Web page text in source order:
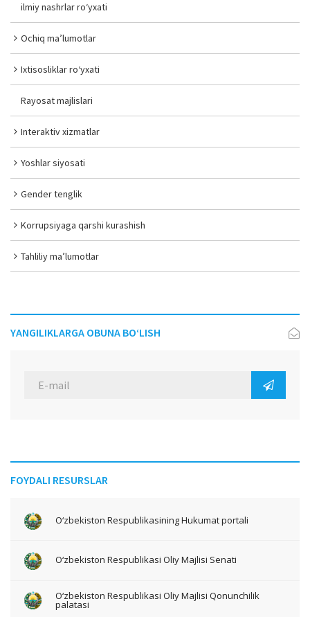
ilmiy nashrlar ro‘yxati
Ochiq ma’lumotlar
Ixtisosliklar ro‘yxati
Rayosat majlislari
Interaktiv xizmatlar
Yoshlar siyosati
Gender tenglik
Korrupsiyaga qarshi kurashish
Tahliliy ma’lumotlar
YANGILIKLARGA OBUNA BO‘LISH
FOYDALI RESURSLAR
O‘zbekiston Respublikasining Hukumat portali
O‘zbekiston Respublikasi Oliy Majlisi Senati
O‘zbekiston Respublikasi Oliy Majlisi Qonunchilik
palatasi